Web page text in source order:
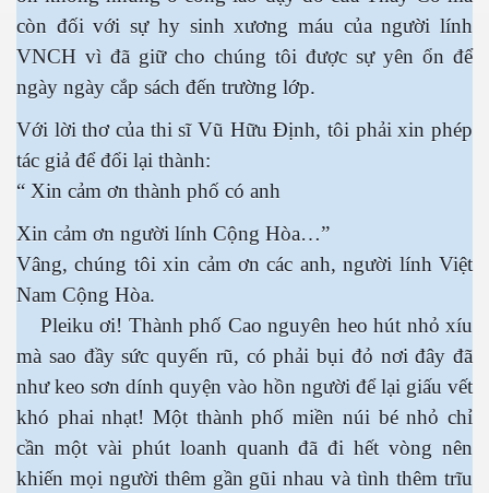
còn đối với sự hy sinh xương máu của người lính
VNCH vì đã giữ cho chúng tôi được sự yên ổn để
ngày ngày cắp sách đến trường lớp.
Với lời thơ của thi sĩ Vũ Hữu Định, tôi phải xin phép
tác giả để đổi lại thành:
“ Xin cảm ơn thành phố có anh
Xin cảm ơn người lính Cộng Hòa…”
Vâng, chúng tôi xin cảm ơn các anh, người lính Việt
Nam Cộng Hòa.
Pleiku ơi! Thành phố Cao nguyên heo hút nhỏ xíu
mà sao đầy sức quyến rũ, có phải bụi đỏ nơi đây đã
như keo sơn dính quyện vào hồn người để lại giấu vết
khó phai nhạt! Một thành phố miền núi bé nhỏ chỉ
cần một vài phút loanh quanh đã đi hết vòng nên
khiến mọi người thêm gần gũi nhau và tình thêm trĩu